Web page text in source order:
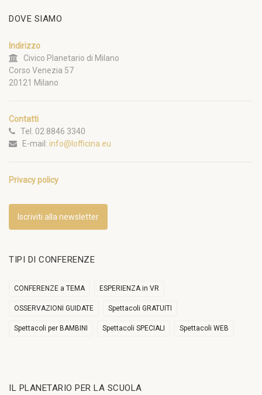
DOVE SIAMO
Indirizzo
Civico Planetario di Milano
Corso Venezia 57
20121 Milano
Contatti
Tel. 02 8846 3340
E-mail: info@lofficina.eu
Privacy policy
Iscriviti alla newsletter
TIPI DI CONFERENZE
CONFERENZE a TEMA ESPERIENZA in VR
OSSERVAZIONI GUIDATE Spettacoli GRATUITI
Spettacoli per BAMBINI Spettacoli SPECIALI Spettacoli WEB
IL PLANETARIO PER LA SCUOLA